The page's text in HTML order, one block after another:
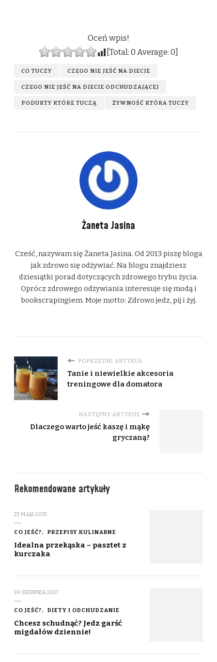
Oceń wpis!
[Total:0Average:0
CO TUCZY CZEGO NIE JEŚĆ NA DIECIE
CZEGO NIE JEŚĆ NA DIECIE ODCHUDZAJĄCEJ
PODUKTY KTÓRE TUCZĄ ŻYWNOŚĆ KTÓRA TUCZY
Żaneta Jasina
Cześć, nazywam się Żaneta Jasina. Od 2013 piszę bloga
jak zdrowo się odżywiać. Na blogu znajdziesz
dziesiątki porad dotyczących zdrowego trybu życia.
Oprócz zdrowego odżywiania interesuje się modą i
bookscrapingiem. Moje motto: Zdrowo jedz, pij i żyj.
POPRZEDNI ARTYKUŁ
Tanie i niewielkie akcesoria
treningowe dla domatora
NASTĘPNY ARTYKUŁ
Dlaczego warto jeść kaszę i mąkę
gryczaną?
Rekomendowane artykuły
22 MAJA 2015
CO JEŚĆ? PRZEPISY KULINARNE
Idealna przekąska – pasztet z
kurczaka
24 SIERPNIA 2017
CO JEŚĆ? DIETY I ODCHUDZANIE
Chcesz schudnąć? Jedz garść
migdałów dziennie!